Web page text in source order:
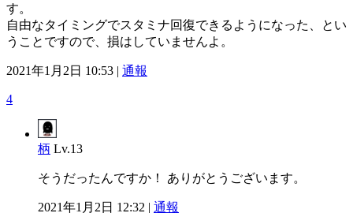
す。
自由なタイミングでスタミナ回復できるようになった、とい
うことですので、損はしていませんよ。
2021年1月2日 10:53 | 通報
4
柄 Lv.13
そうだったんですか！ ありがとうございます。
2021年1月2日 12:32 | 通報